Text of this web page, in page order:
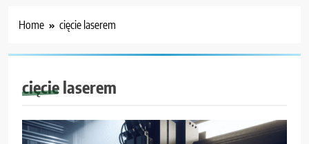
Home cięcie laserem
cięcie laserem